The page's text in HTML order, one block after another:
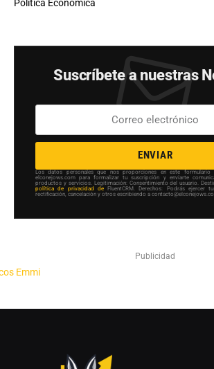
Política Económica
Suscríbete a nuestras
ENVIAR
Los datos personales que nos proporciones en este formulario
elconejows.com para formalizar tu suscripción y enviarte
productos y servicios. Legitimación: Consentimiento del usuario.
política de privacidad de FluentCRM. Derechos: Podrás ejercer
rectificación, cancelación y otros escribiendo a
Publicidad